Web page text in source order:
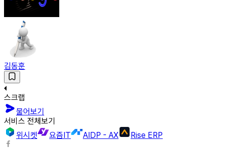
김동훈
스크랩
물어보기
서비스 전체보기
위시켓
요즘IT AIDP - AX Rise ERP